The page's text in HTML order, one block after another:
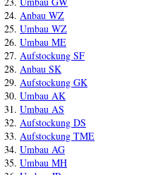
Anbau WZ
Umbau WZ
Umbau ME
Aufstockung SF
Anbau SK
Aufstockung GK
Umbau AK
Umbau AS
Aufstockung DS
Aufstockung TME
Umbau AG
Umbau MH